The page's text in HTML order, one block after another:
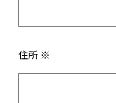
住所 ※